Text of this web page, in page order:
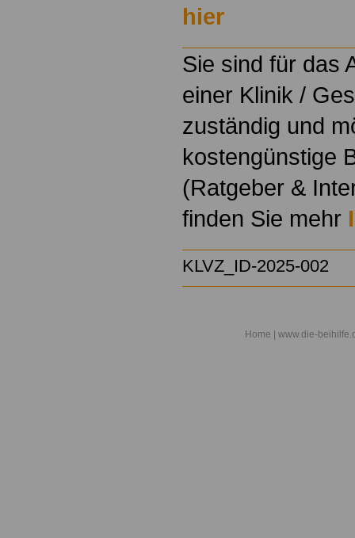
hier
Sie sind für das
einer Klinik /
zuständig und
kostengünstige
(Ratgeber &
finden Sie mehr
KLVZ_ ID-2025-002
Home | www.die-